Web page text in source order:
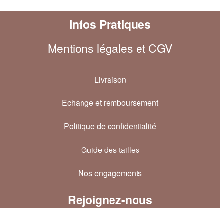
Infos Pratiques
Mentions légales et CGV
Livraison
Echange et remboursement
Politique de confidentialité
Guide des tailles
Nos engagements
Rejoignez-nous